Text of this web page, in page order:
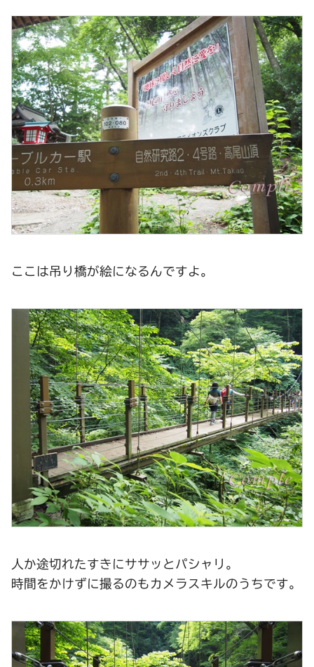
ここは吊り橋が絵になるんですよ。
人か途切れたすきにササッとパシャリ。
時間をかけずに撮るのもカメラスキルのうちです。